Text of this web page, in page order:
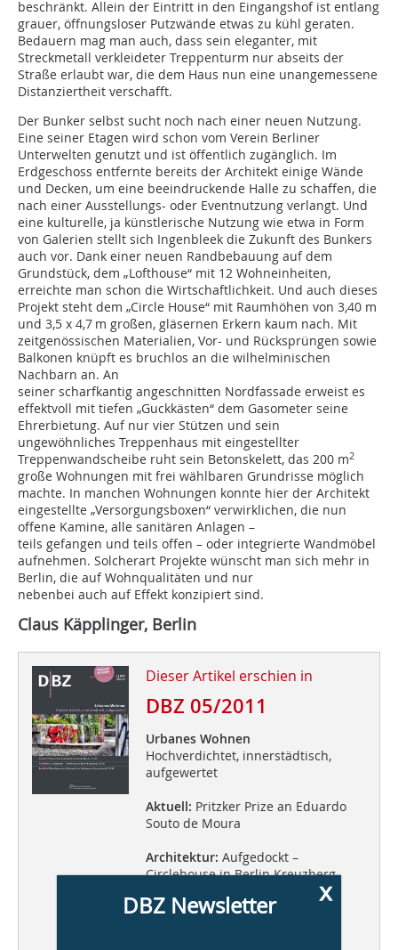
beschränkt. Allein der Eintritt in den Eingangshof ist entlang
grauer, öffnungsloser Putzwände etwas zu kühl geraten.
Bedauern mag man auch, dass sein eleganter, mit
Streckmetall verkleideter Treppenturm nur abseits der
Straße erlaubt war, die dem Haus nun eine unangemessene
Distanziertheit verschafft.
Der Bunker selbst sucht noch nach einer neuen Nutzung.
Eine seiner Etagen wird schon vom Verein Berliner
Unterwelten genutzt und ist öffentlich zugänglich. Im
Erdgeschoss entfernte bereits der Architekt einige Wände
und Decken, um eine beeindruckende Halle zu schaffen, die
nach einer Ausstellungs- oder Eventnutzung verlangt. Und
eine kulturelle, ja künstlerische Nutzung wie etwa in Form
von Galerien stellt sich Ingenbleek die Zukunft des Bunkers
auch vor. Dank einer neuen Randbebauung auf dem
Grundstück, dem „Lofthouse“ mit 12 Wohneinheiten,
erreichte man schon die Wirtschaftlichkeit. Und auch dieses
Projekt steht dem „Circle House“ mit Raumhöhen von 3,40 m
und 3,5 x 4,7 m großen, gläsernen Erkern kaum nach. Mit
zeitgenössischen Materialien, Vor- und Rücksprüngen sowie
Balkonen knüpft es bruchlos an die wilhelminischen
Nachbarn an. An
seiner scharfkantig angeschnitten Nordfassade erweist es
effektvoll mit tiefen „Guckkästen“ dem Gasometer seine
Ehrerbietung. Auf nur vier Stützen und sein
ungewöhnliches Treppenhaus mit eingestellter
Treppenwandscheibe ruht sein Betonskelett, das 200 m2
große Wohnungen mit frei wählbaren Grundrisse möglich
machte. In manchen Wohnungen konnte hier der Architekt
eingestellte „Versorgungsboxen“ verwirklichen, die nun
offene Kamine, alle sanitären Anlagen –
teils gefangen und teils offen – oder integrierte Wandmöbel
aufnehmen. Solcherart Projekte wünscht man sich mehr in
Berlin, die auf Wohnqualitäten und nur
nebenbei auch auf Effekt konzipiert sind.
Claus Käpplinger, Berlin
Dieser Artikel erschien in
DBZ 05/2011
Urbanes Wohnen
Hochverdichtet, innerstädtisch,
aufgewertet
Aktuell: Pritzker Prize an Eduardo
Souto de Moura
Architektur: Aufgedockt –
Circlehouse in Berlin Kreuzberg
BauWerk:Peter Eisenman,
x
DBZ Newsletter